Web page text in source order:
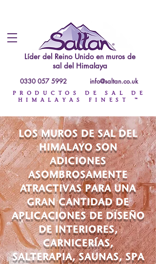
Líder del Reino Unido en muros de
sal del Himalaya
0330 057 5992 info@saltan.co.uk
PRODUCTOS DE SAL DE
HIMALAYAS FINEST ™
LOS MUROS DE SAL DEL
HIMALAYO SON
ADICIONES
ASOMBROSAMENTE
ATRACTIVAS PARA UNA
GRAN CANTIDAD DE
APLICACIONES DE DISEÑO
DE INTERIORES,
CARNICERÍAS,
SALTERAPIA, SAUNAS, SPA